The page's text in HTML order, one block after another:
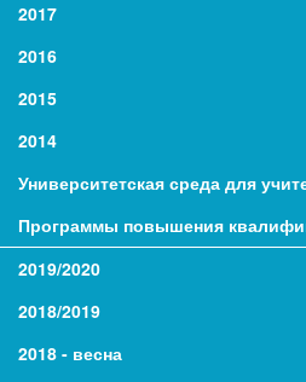
2017
2016
2015
2014
Университетская среда для
Программы повышения
2019/2020
2018/2019
2018 - весна